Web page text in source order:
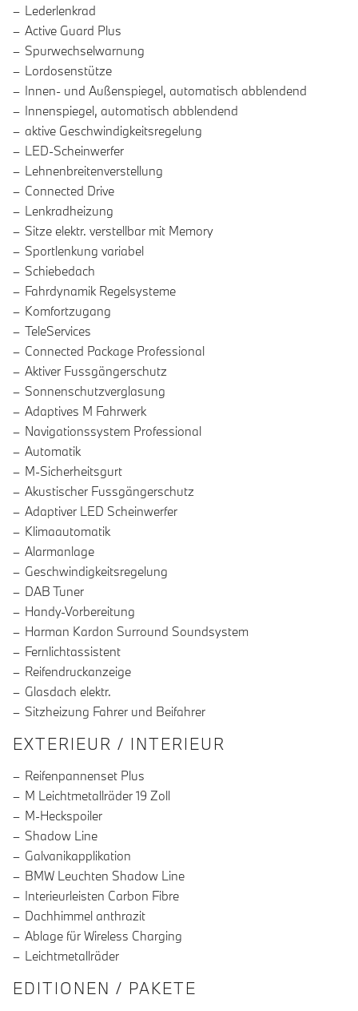
Lederlenkrad
Active Guard Plus
Spurwechselwarnung
Lordosenstütze
Innen- und Außenspiegel, automatisch abblendend
Innenspiegel, automatisch abblendend
aktive Geschwindigkeitsregelung
LED-Scheinwerfer
Lehnenbreitenverstellung
Connected Drive
Lenkradheizung
Sitze elektr. verstellbar mit Memory
Sportlenkung variabel
Schiebedach
Fahrdynamik Regelsysteme
Komfortzugang
TeleServices
Connected Package Professional
Aktiver Fussgängerschutz
Sonnenschutzverglasung
Adaptives M Fahrwerk
Navigationssystem Professional
Automatik
M-Sicherheitsgurt
Akustischer Fussgängerschutz
Adaptiver LED Scheinwerfer
Klimaautomatik
Alarmanlage
Geschwindigkeitsregelung
DAB Tuner
Handy-Vorbereitung
Harman Kardon Surround Soundsystem
Fernlichtassistent
Reifendruckanzeige
Glasdach elektr.
Sitzheizung Fahrer und Beifahrer
EXTERIEUR / INTERIEUR
Reifenpannenset Plus
M Leichtmetallräder 19 Zoll
M-Heckspoiler
Shadow Line
Galvanikapplikation
BMW Leuchten Shadow Line
Interieurleisten Carbon Fibre
Dachhimmel anthrazit
Ablage für Wireless Charging
Leichtmetallräder
EDITIONEN / PAKETE